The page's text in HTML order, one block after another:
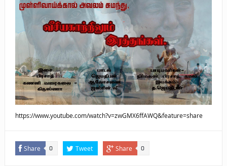
புலிகளின் குரல் பொறுப்பாளர் திரு. தமிழன்பன் (ஜவான்) அவர்களின் புகழ்
வணக்க நிகழ்வும் ‘விடுதலைச் சிற்பி’ நூல் மற்றும் ‘ஜவான் – திடம் குன்றா
தீக்குரல்’ இசைப்பேழை வெளியீடும்.
உரிமைப் போராட்டம் _
நாடாளுமன்ற உறுப்பினர் இராமநாதன் அர்ச்சுனா அவர்களுக்கு நிலவனின்
திறந்த மடல்!
https://www.youtube.com/watch?v=zwGMX6ffAWQ&feature=share
Share 0 Tweet Share 0